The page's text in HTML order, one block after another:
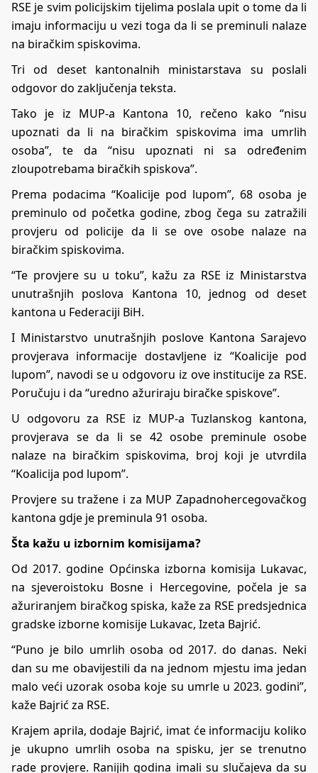
RSE je svim policijskim tijelima poslala upit o tome da li
imaju informaciju u vezi toga da li se preminuli nalaze
na biračkim spiskovima.
Tri od deset kantonalnih ministarstava su poslali
odgovor do zaključenja teksta.
Tako je iz MUP-a Kantona 10, rečeno kako “nisu
upoznati da li na biračkim spiskovima ima umrlih
osoba”, te da “nisu upoznati ni sa određenim
zloupotrebama biračkih spiskova”.
Prema podacima “Koalicije pod lupom”, 68 osoba je
preminulo od početka godine, zbog čega su zatražili
provjeru od policije da li se ove osobe nalaze na
biračkim spiskovima.
“Te provjere su u toku”, kažu za RSE iz Ministarstva
unutrašnjih poslova Kantona 10, jednog od deset
kantona u Federaciji BiH.
I Ministarstvo unutrašnjih poslove Kantona Sarajevo
provjerava informacije dostavljene iz “Koalicije pod
lupom”, navodi se u odgovoru iz ove institucije za RSE.
Poručuju i da “uredno ažuriraju biračke spiskove”.
U odgovoru za RSE iz MUP-a Tuzlanskog kantona,
provjerava se da li se 42 osobe preminule osobe
nalaze na biračkim spiskovima, broj koji je utvrdila
“Koalicija pod lupom”.
Provjere su tražene i za MUP Zapadnohercegovačkog
kantona gdje je preminula 91 osoba.
Šta kažu u izbornim komisijama?
Od 2017. godine Općinska izborna komisija Lukavac,
na sjeveroistoku Bosne i Hercegovine, počela je sa
ažuriranjem biračkog spiska, kaže za RSE predsjednica
gradske izborne komisije Lukavac, Izeta Bajrić.
“Puno je bilo umrlih osoba od 2017. do danas. Neki
dan su me obavijestili da na jednom mjestu ima jedan
malo veći uzorak osoba koje su umrle u 2023. godini”,
kaže Bajrić za RSE.
Krajem aprila, dodaje Bajrić, imat će informaciju koliko
je ukupno umrlih osoba na spisku, jer se trenutno
rade provjere. Ranijih godina imali su slučajeva da su